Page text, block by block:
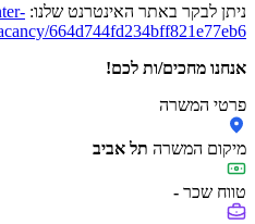
ניתן לבקר באתר האינטרנט שלנו:
664d744fd234bff821e77eb6
אנחנו מחכים/ות לכם!
פרטי המשרה
מיקום המשרה תל אביב
טווח שכר -